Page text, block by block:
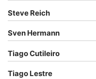
Steve Reich
Sven Hermann
Tiago Cutileiro
Tiago Lestre